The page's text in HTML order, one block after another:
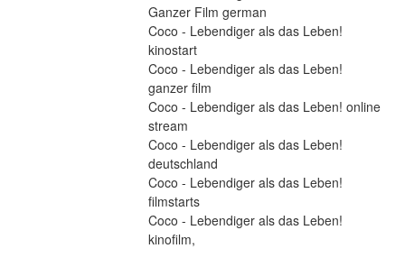
Ganzer Film german
Coco - Lebendiger als das Leben!
kinostart
Coco - Lebendiger als das Leben!
ganzer film
Coco - Lebendiger als das Leben! online
stream
Coco - Lebendiger als das Leben!
deutschland
Coco - Lebendiger als das Leben!
filmstarts
Coco - Lebendiger als das Leben!
kinofilm,